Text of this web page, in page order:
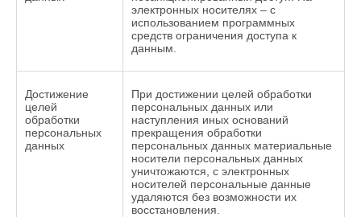
электронных носителях – с
использованием программных
средств ограничения доступа к
данным.
Достижение
целей
обработки
персональных
данных
При достижении целей обработки
персональных данных или
наступления иных оснований
прекращения обработки
персональных данных материальные
носители персональных данных
уничтожаются, с электронных
носителей персональные данные
удаляются без возможности их
восстановления.